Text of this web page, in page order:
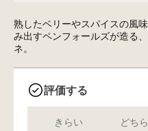
熟したベリーやスパイスの風
み出すペンフォールズが造る
ネ。
評価する
きらい どち